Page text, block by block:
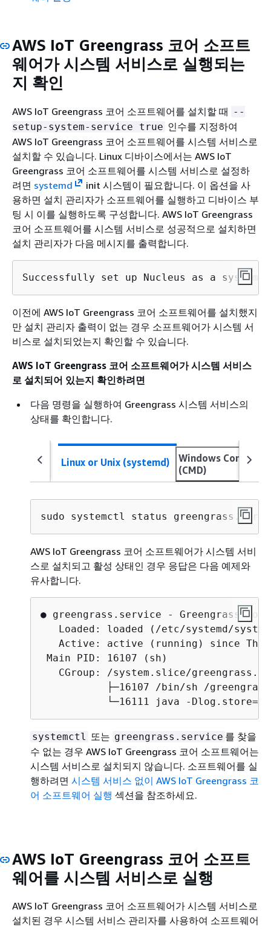
AWS IoT Greengrass 코어 소프트
웨어가 시스템 서비스로 실행되는
지 확인
AWS IoT Greengrass 코어 소프트웨어를 설치할 때 --
setup-system-service true 인수를 지정하여
AWS IoT Greengrass 코어 소프트웨어를 시스템 서비스로
설치할 수 있습니다. Linux 디바이스에서는 AWS IoT
Greengrass 코어 소프트웨어를 시스템 서비스로 설정하
려면 systemd
init 시스템이 필요합니다. 이 옵션을 사
용하면 설치 관리자가 소프트웨어를 실행하고 디바이스 부
팅 시 이를 실행하도록 구성합니다. AWS IoT Greengrass
코어 소프트웨어를 시스템 서비스로 성공적으로 설치하면
설치 관리자가 다음 메시지를 출력합니다.
Successfully set up Nucleus as a system
이전에 AWS IoT Greengrass 코어 소프트웨어를 설치했지
만 설치 관리자 출력이 없는 경우 소프트웨어가 시스템 서
비스로 설치되었는지 확인할 수 있습니다.
AWS IoT Greengrass 코어 소프트웨어가 시스템 서비스
로 설치되어 있는지 확인하려면
다음 명령을 실행하여 Greengrass 시스템 서비스의
상태를 확인합니다.
Linux or Unix (systemd)
Windows
(CMD)
sudo systemctl status
AWS IoT Greengrass 코어 소프트웨어가 시스템 서비
스로 설치되고 활성 상태인 경우 응답은 다음 예제와
유사합니다.
● greengrass.service - Greengrass Core
Loaded: loaded (/etc/systemd/
Active: active (running) since
Main PID: 16107 (sh)
CGroup: /system.slice/
├─16107 /bin/sh /
└─16111 java -
systemctl 또는 greengrass.service 를 찾을
수 없는 경우 AWS IoT Greengrass 코어 소프트웨어는
시스템 서비스로 설치되지 않습니다. 소프트웨어를 실
행하려면 시스템 서비스 없이 AWS IoT Greengrass 코
어 소프트웨어 실행 섹션을 참조하세요.
AWS IoT Greengrass 코어 소프트
웨어를 시스템 서비스로 실행
AWS IoT Greengrass 코어 소프트웨어가 시스템 서비스로
설치된 경우 시스템 서비스 관리자를 사용하여 소프트웨어